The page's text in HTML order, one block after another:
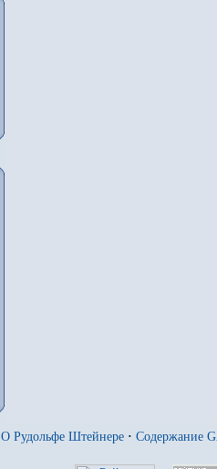
О Рудольфе Штейнере · Содержание